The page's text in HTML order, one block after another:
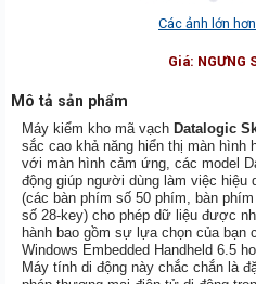
Các ảnh lớn
Giá: NGƯNG
Mô tả sản phẩm
Máy kiểm kho mã vạch Datalogic
sắc cao khả năng hiển thị màn hình
với màn hình cảm ứng, các model
động giúp người dùng làm việc hiệu
(các bàn phím số 50 phím, bàn
số 28-key) cho phép dữ liệu được
hành bao gồm sự lựa chọn của bạn
Windows Embedded Handheld 6.5
Máy tính di động này chắc chắn là